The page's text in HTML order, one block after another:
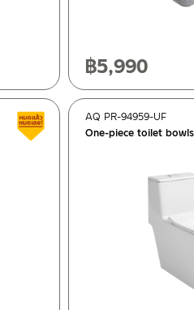
฿5,990
Clearance sale
One-piece toilet bowls
AQ PR-94959-UF